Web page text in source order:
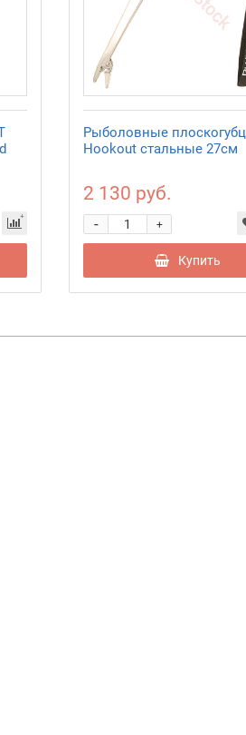
Рыболовные
Hookout стальные 27см
2 130 руб.
+
-
Купить